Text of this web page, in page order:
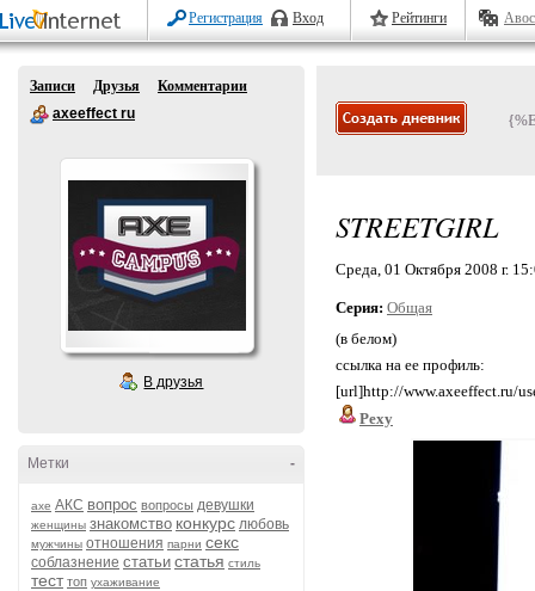
Регистрация Вход Рейтинги
Записи Друзья
Комментарии
axeeffect ru
В друзья
-
Метки
axe АКС вопрос вопросы девушки
женщины знакомство конкурс любовь
мужчины отношения парни секс
соблазнение статьи статья стиль
тест топ ухаживание
STREETGIRL
Среда, 01 Октября 2008 г.
Серия: Общая
(в белом)
ссылка на ее профиль:
[url]http://www.axeeffect.ru/
Pexy